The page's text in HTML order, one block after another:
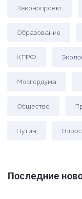
Законопроект
Образование
КПРФ
Мосгордума
Общество
Путин Опрос
Последние